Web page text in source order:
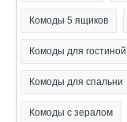
Комоды 5 ящиков
Комоды для гостиной
Комоды для спальни
Комоды с зералом